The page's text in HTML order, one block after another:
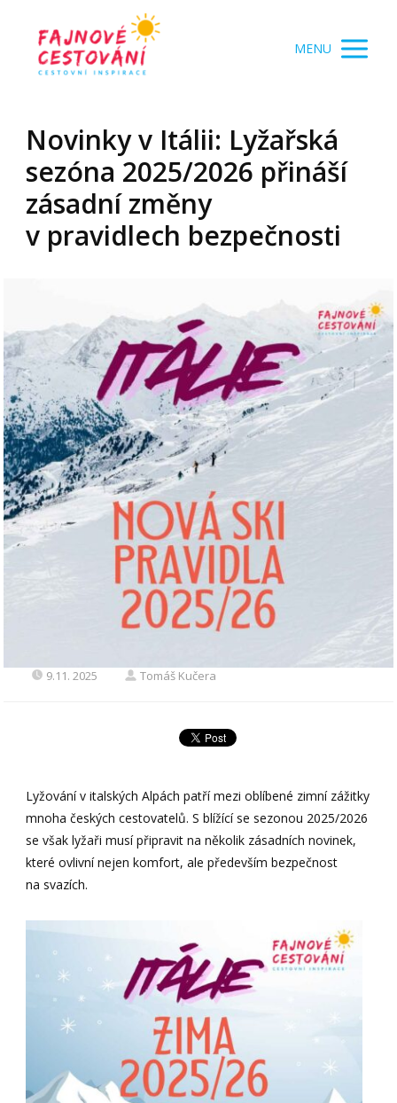
MENU
Novinky v Itálii: Lyžařská
sezóna 2025/2026 přináší
zásadní změny
v pravidlech bezpečnosti
9.11. 2025 Tomáš Kučera
Lyžování v italských Alpách patří mezi oblíbené zimní zážitky
mnoha českých cestovatelů. S blížící se sezonou 2025/2026
se však lyžaři musí připravit na několik zásadních novinek,
které ovlivní nejen komfort, ale především bezpečnost
na svazích.